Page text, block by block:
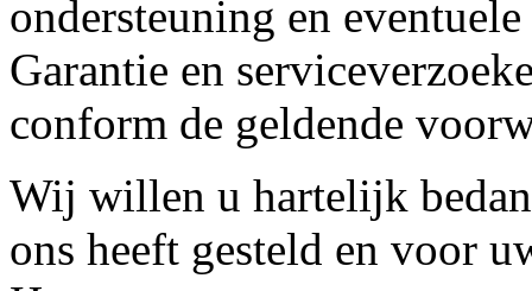
ondersteuning en
Garantie en
conform de geldende
Wij willen u hartelijk
ons heeft gesteld en voor